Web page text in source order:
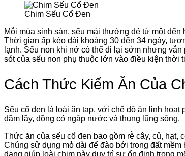
Chim Sếu Cổ Đen
Mỗi mùa sinh sản, sếu mái thường đẻ từ một
Thời gian ấp kéo dài khoảng 30 đến 34 ngày,
lạnh. Sếu non khi nở có thể đi lại sớm nhưng
sót của sếu non phụ thuộc lớn vào điều kiện thời
Cách Thức Kiếm Ăn Của
Sếu cổ đen là loài ăn tạp, với chế độ ăn linh
đầm lầy, đồng cỏ ngập nước và thung lũng sông.
Thức ăn của sếu cổ đen bao gồm rễ cây, củ, hạt,
Chúng sử dụng mỏ dài để đào bới trong đất
dạng giúp loài chim này duy trì sự ổn định trong